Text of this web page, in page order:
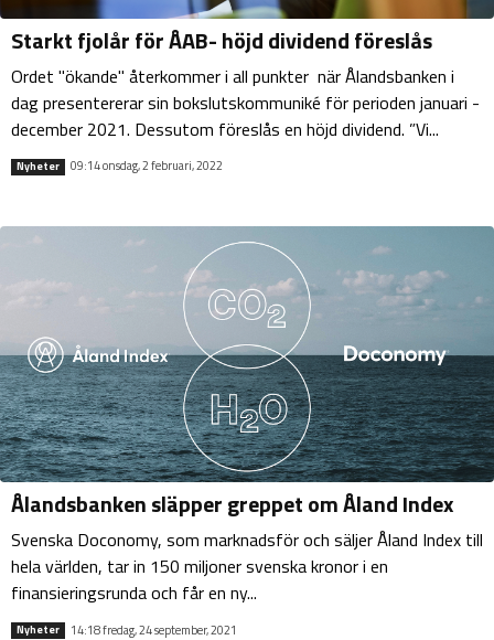
Starkt fjolår för ÅAB- höjd dividend föreslås
Ordet "ökande" återkommer i all punkter när Ålandsbanken i
dag presentererar sin bokslutskommuniké för perioden januari -
december 2021. Dessutom föreslås en höjd dividend. ”Vi...
Nyheter 09:14 onsdag, 2 februari, 2022
Ålandsbanken släpper greppet om Åland Index
Svenska Doconomy, som marknadsför och säljer Åland Index till
hela världen, tar in 150 miljoner svenska kronor i en
finansieringsrunda och får en ny...
Nyheter 14:18 fredag, 24 september, 2021